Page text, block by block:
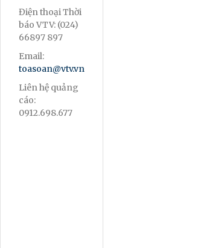
Điện thoại Thời
báo VTV: (024)
66897 897
Email:
toasoan@vtv.vn
Liên hệ quảng
cáo:
0912.698.677